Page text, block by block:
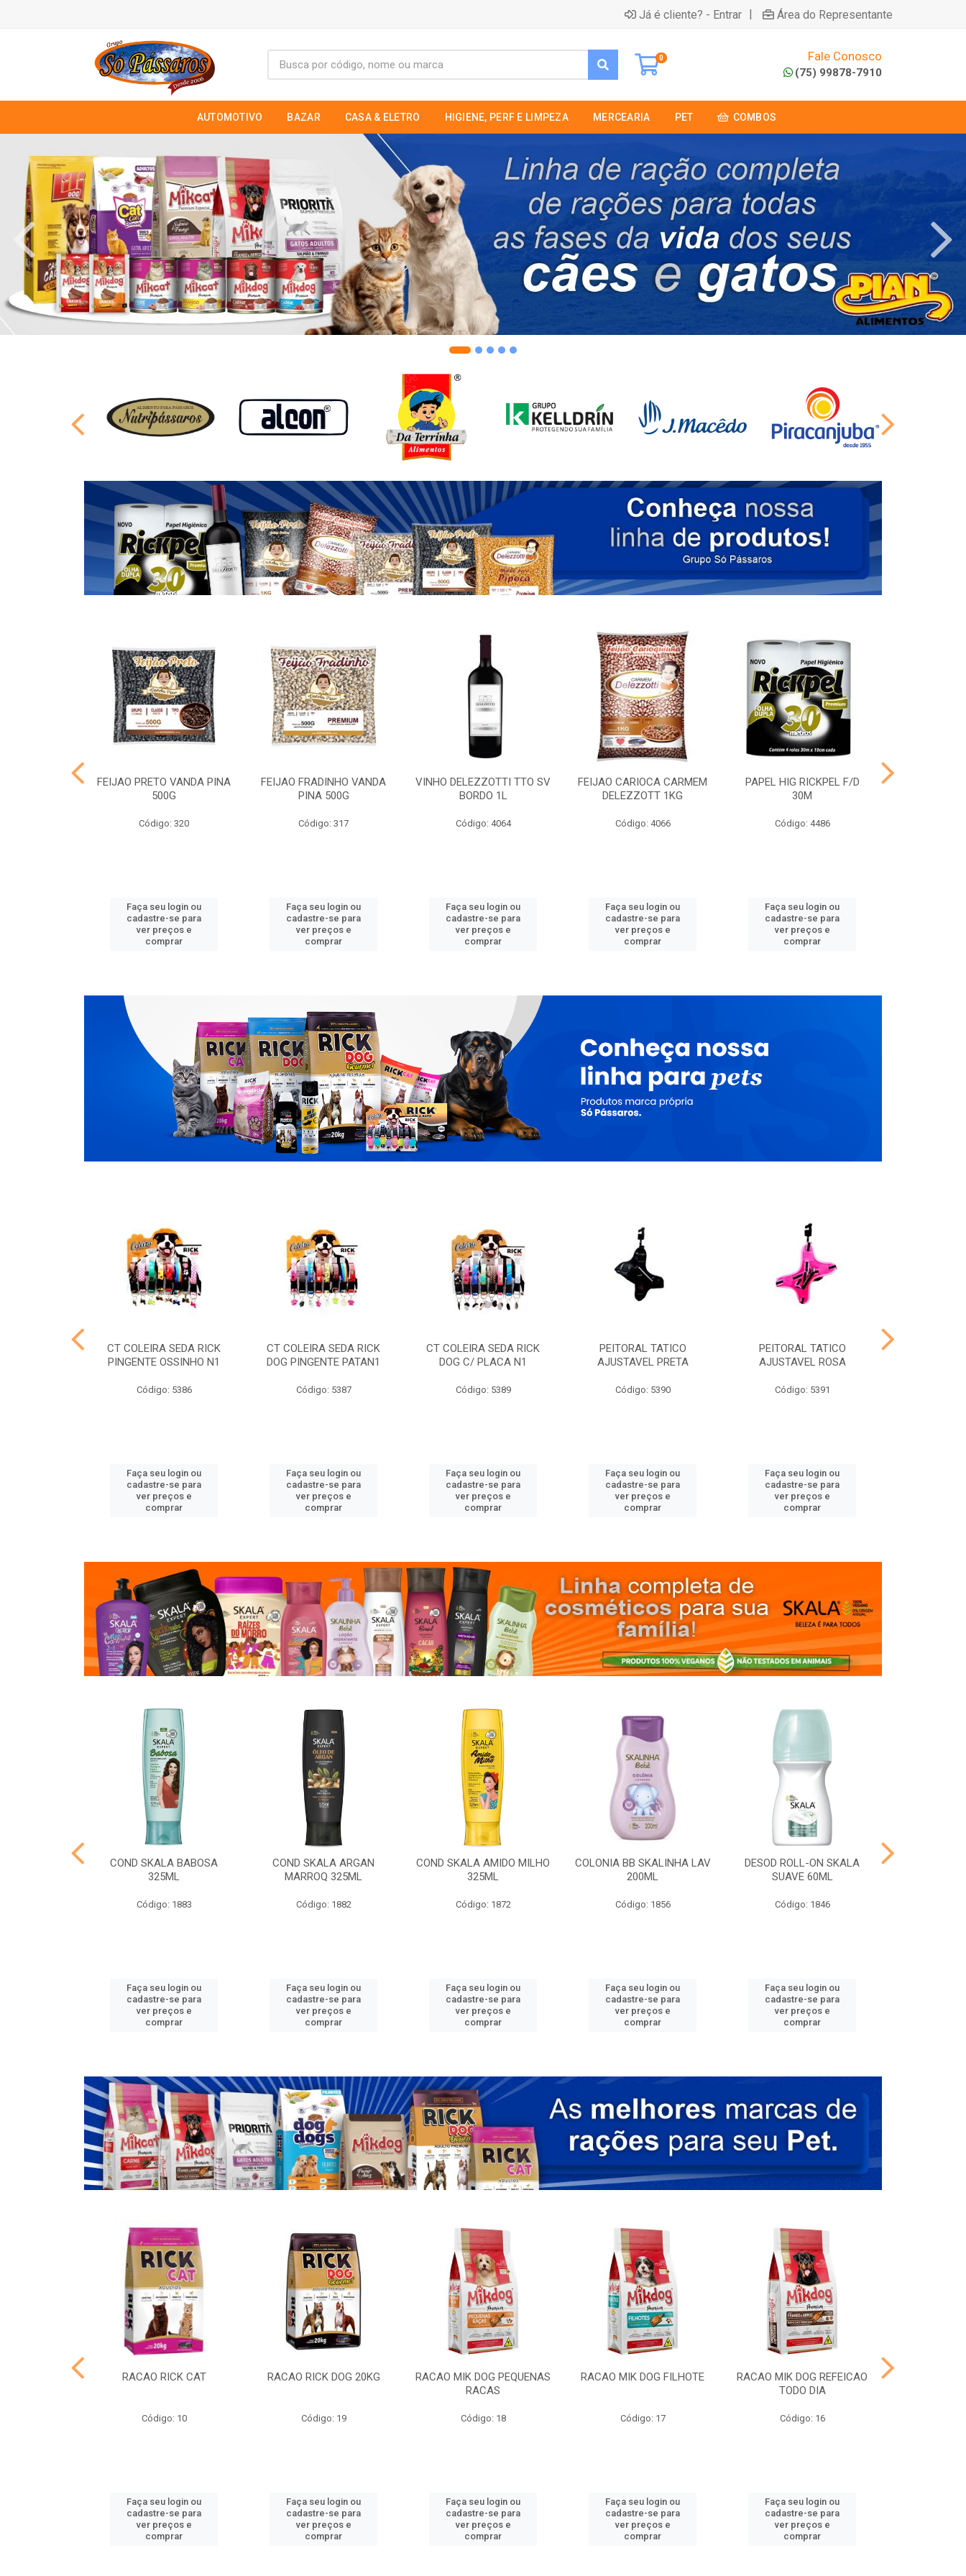
Já é cliente? - Entrar | Área do Representante
0 Fale Conosco
(75) 99878-7910
AUTOMOTIVO BAZAR CASA & ELETRO HIGIENE, PERF E LIMPEZA MERCEARIA PET COMBOS
FEIJAO PRETO VANDA PINA
500G
Código: 320
Faça seu login ou
cadastre-se para
ver preços e
comprar
FEIJAO FRADINHO VANDA
PINA 500G
Código: 317
Faça seu login ou
cadastre-se para
ver preços e
comprar
VINHO DELEZZOTTI TTO SV
BORDO 1L
Código: 4064
Faça seu login ou
cadastre-se para
ver preços e
comprar
FEIJAO CARIOCA CARMEM
DELEZZOTT 1KG
Código: 4066
Faça seu login ou
cadastre-se para
ver preços e
comprar
PAPEL HIG RICKPEL F/D
30M
Código: 4486
Faça seu login ou
cadastre-se para
ver preços e
comprar
CT COLEIRA SEDA RICK
PINGENTE OSSINHO N1
Código: 5386
Faça seu login ou
cadastre-se para
ver preços e
comprar
CT COLEIRA SEDA RICK
DOG PINGENTE PATAN1
Código: 5387
Faça seu login ou
cadastre-se para
ver preços e
comprar
CT COLEIRA SEDA RICK
DOG C/ PLACA N1
Código: 5389
Faça seu login ou
cadastre-se para
ver preços e
comprar
PEITORAL TATICO
AJUSTAVEL PRETA
Código: 5390
Faça seu login ou
cadastre-se para
ver preços e
comprar
PEITORAL TATICO
AJUSTAVEL ROSA
Código: 5391
Faça seu login ou
cadastre-se para
ver preços e
comprar
COND SKALA BABOSA
325ML
Código: 1883
Faça seu login ou
cadastre-se para
ver preços e
comprar
COND SKALA ARGAN
MARROQ 325ML
Código: 1882
Faça seu login ou
cadastre-se para
ver preços e
comprar
COND SKALA AMIDO MILHO
325ML
Código: 1872
Faça seu login ou
cadastre-se para
ver preços e
comprar
COLONIA BB SKALINHA LAV
200ML
Código: 1856
Faça seu login ou
cadastre-se para
ver preços e
comprar
DESOD ROLL-ON SKALA
SUAVE 60ML
Código: 1846
Faça seu login ou
cadastre-se para
ver preços e
comprar
RACAO RICK CAT
Código: 10
Faça seu login ou
cadastre-se para
ver preços e
comprar
RACAO RICK DOG 20KG
Código: 19
Faça seu login ou
cadastre-se para
ver preços e
comprar
RACAO MIK DOG PEQUENAS
RACAS
Código: 18
Faça seu login ou
cadastre-se para
ver preços e
comprar
RACAO MIK DOG FILHOTE
Código: 17
Faça seu login ou
cadastre-se para
ver preços e
comprar
RACAO MIK DOG REFEICAO
TODO DIA
Código: 16
Faça seu login ou
cadastre-se para
ver preços e
comprar